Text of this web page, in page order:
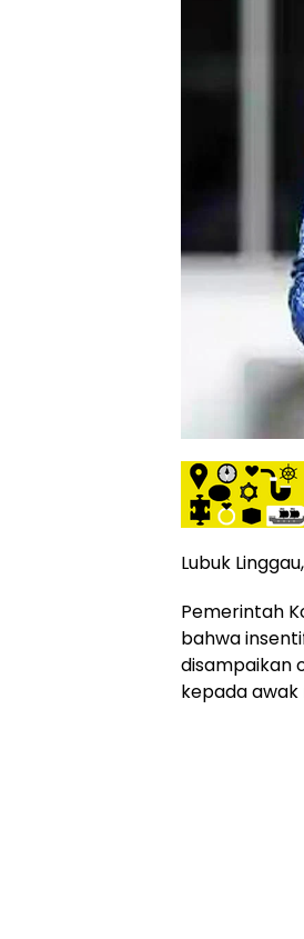
hiburan,
bebas
Media
Cetak
dan
Online
Ampera
News
Lubuk
Pemerintah
bahwa
disampaikan
kepada